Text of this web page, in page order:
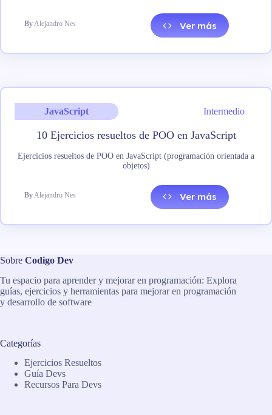
ByAlejandro Nes Ver más
JavaScript Intermedio
10 Ejercicios resueltos de POO en JavaScript
Ejercicios resueltos de POO en JavaScript (programación orientada a
objetos)
By Alejandro Nes Ver más
Sobre Codigo Dev
Tu espacio para aprender y mejorar en programación: Explora
guías, ejercicios y herramientas para mejorar en programación
y desarrollo de software
Categorías
Ejercicios Resueltos
Guía Devs
Recursos Para Devs